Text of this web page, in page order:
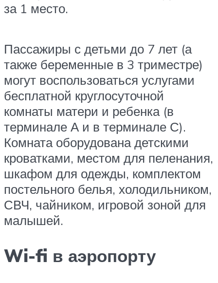
за 1 место.
Пассажиры с детьми до 7 лет (а
также беременные в 3 триместре)
могут воспользоваться услугами
бесплатной круглосуточной
комнаты матери и ребенка (в
терминале А и в терминале С).
Комната оборудована детскими
кроватками, местом для пеленания,
шкафом для одежды, комплектом
постельного белья, холодильником,
СВЧ, чайником, игровой зоной для
малышей.
Wi-fi в аэропорту